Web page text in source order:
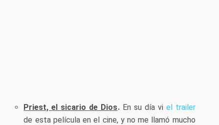
Priest, el sicario de Dios.En su día vi el trailer
de esta película en el cine, y no me llamó mucho